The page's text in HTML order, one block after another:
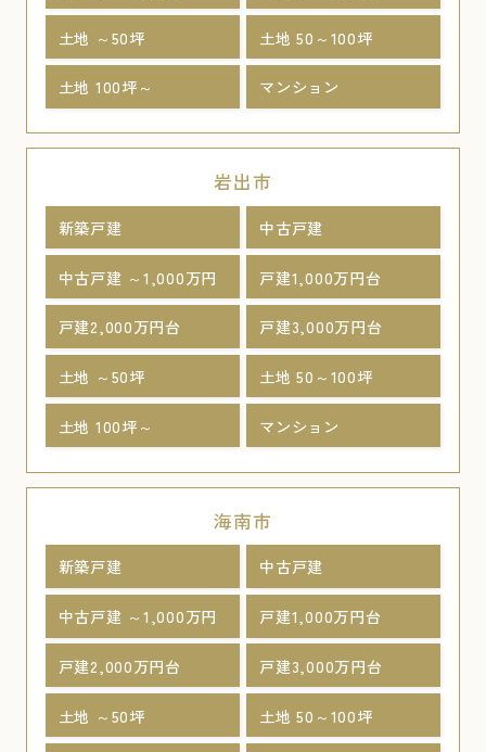
土地 ～50坪 土地 50～100坪
土地 100坪～ マンション
岩出市
新築戸建 中古戸建
中古戸建 ～1,000万円 戸建1,000万円台
戸建2,000万円台 戸建3,000万円台
土地 ～50坪 土地 50～100坪
土地 100坪～ マンション
海南市
新築戸建 中古戸建
中古戸建 ～1,000万円 戸建1,000万円台
戸建2,000万円台 戸建3,000万円台
土地 ～50坪 土地 50～100坪